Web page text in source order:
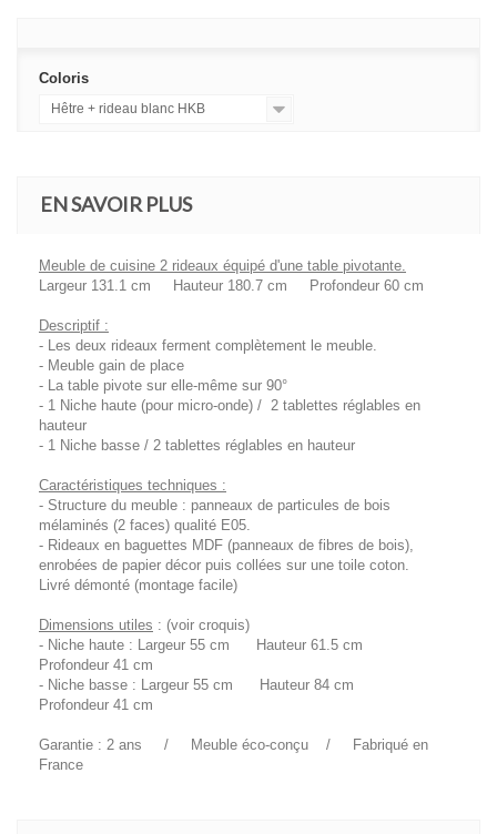
Coloris
Hêtre + rideau blanc HKB
EN SAVOIR PLUS
Meuble de cuisine 2 rideaux équipé d'une table pivotante.
Largeur 131.1 cm Hauteur 180.7 cm Profondeur 60 cm
Descriptif :
- Les deux rideaux ferment complètement le meuble.
- Meuble gain de place
- La table pivote sur elle-même sur 90°
- 1 Niche haute (pour micro-onde) / 2 tablettes réglables en
hauteur
- 1 Niche basse / 2 tablettes réglables en hauteur
Caractéristiques techniques :
- Structure du meuble : panneaux de particules de bois
mélaminés (2 faces) qualité E05.
- Rideaux en baguettes MDF (panneaux de fibres de bois),
enrobées de papier décor puis collées sur une toile coton.
Livré démonté (montage facile)
Dimensions utiles : (voir croquis)
- Niche haute : Largeur 55 cm Hauteur 61.5 cm
Profondeur 41 cm
- Niche basse : Largeur 55 cm Hauteur 84 cm
Profondeur 41 cm
Garantie : 2 ans / Meuble éco-conçu / Fabriqué en
France